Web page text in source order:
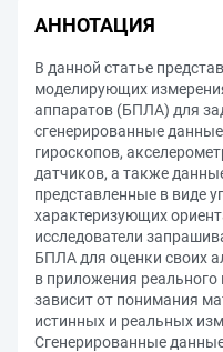
АННОТАЦИЯ
В данной статье
моделирующих
аппаратов (БПЛА) для
сгенерированные
гироскопов,
датчиков, а также
представленные в виде
характеризующих
исследователи
БПЛА для оценки своих
в приложения
зависит от понимания
истинных и реальных
Сгенерированные